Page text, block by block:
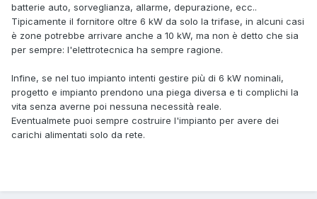
batterie auto, sorveglianza, allarme, depurazione, ecc..
Tipicamente il fornitore oltre 6 kW da solo la trifase, in alcuni casi
è zone potrebbe arrivare anche a 10 kW, ma non è detto che sia
per sempre: l'elettrotecnica ha sempre ragione.
Infine, se nel tuo impianto intenti gestire più di 6 kW nominali,
progetto e impianto prendono una piega diversa e ti complichi la
vita senza averne poi nessuna necessità reale.
Eventualmete puoi sempre costruire l'impianto per avere dei
carichi alimentati solo da rete.